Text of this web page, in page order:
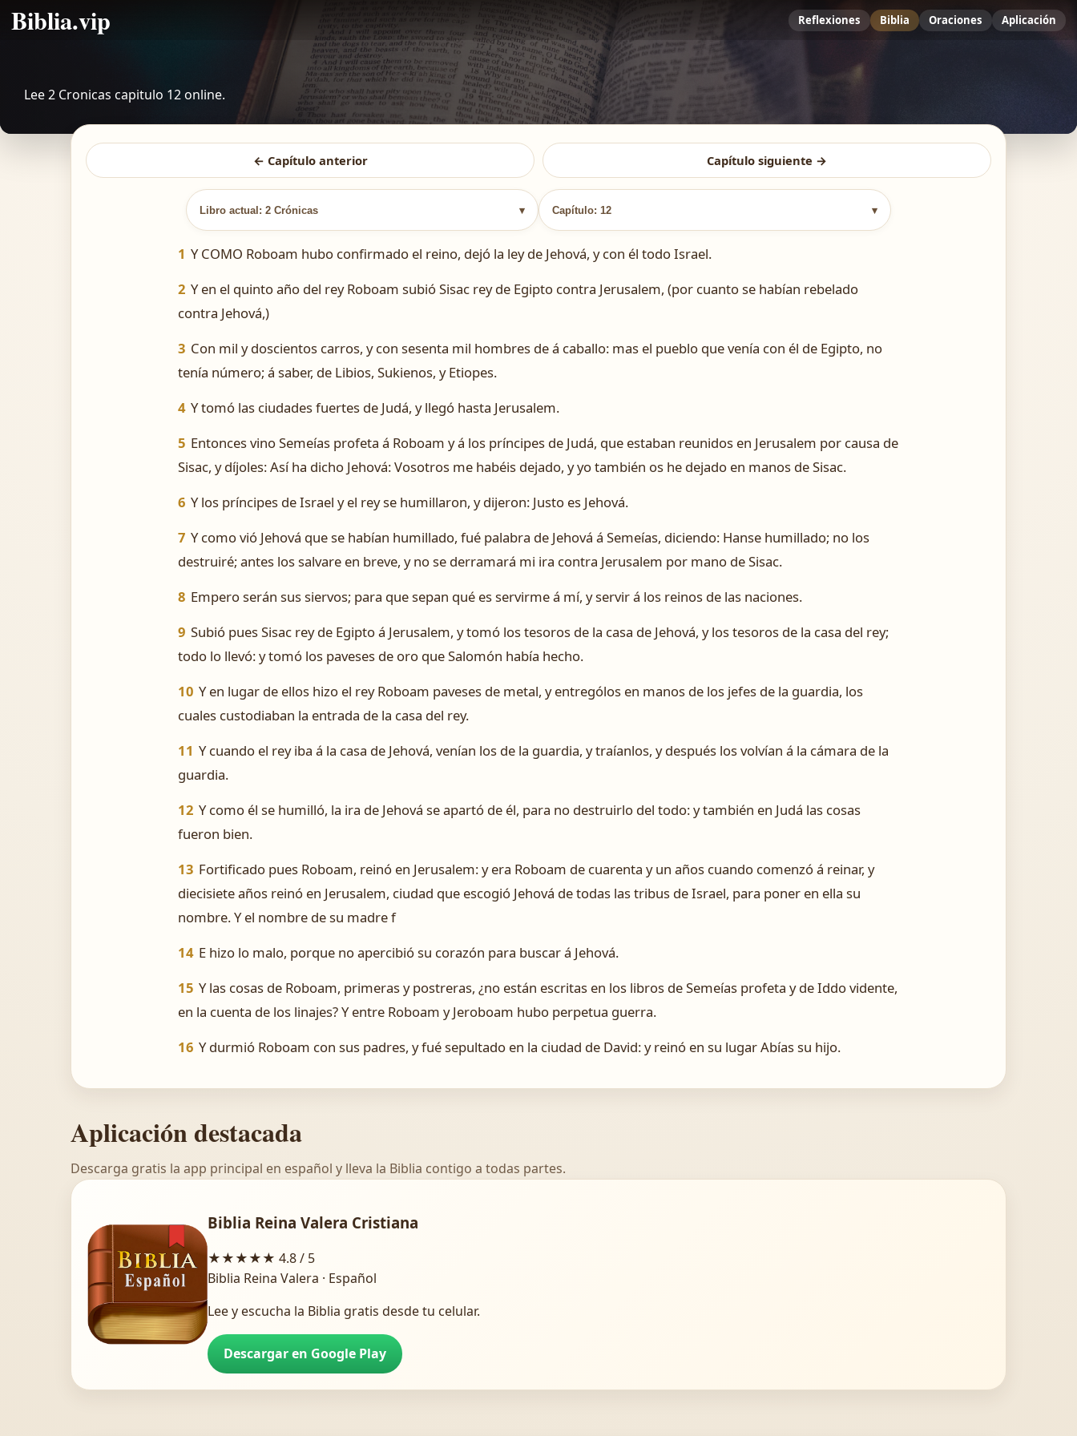
Biblia.vip Reflexiones Biblia Oraciones Aplicación
Lee 2 Cronicas capitulo 12 online.
← Capítulo anterior Capítulo siguiente →
Libro actual: 2 Crónicas ▾ Capítulo: 12 ▾
1 Y COMO Roboam hubo confirmado el reino, dejó la ley de Jehová, y con él todo Israel.
2 Y en el quinto año del rey Roboam subió Sisac rey de Egipto contra Jerusalem, (por cuanto se habían rebelado
contra Jehová,)
3 Con mil y doscientos carros, y con sesenta mil hombres de á caballo: mas el pueblo que venía con él de Egipto, no
tenía número; á saber, de Libios, Sukienos, y Etiopes.
4 Y tomó las ciudades fuertes de Judá, y llegó hasta Jerusalem.
5 Entonces vino Semeías profeta á Roboam y á los príncipes de Judá, que estaban reunidos en Jerusalem por causa de
Sisac, y díjoles: Así ha dicho Jehová: Vosotros me habéis dejado, y yo también os he dejado en manos de Sisac.
6 Y los príncipes de Israel y el rey se humillaron, y dijeron: Justo es Jehová.
7 Y como vió Jehová que se habían humillado, fué palabra de Jehová á Semeías, diciendo: Hanse humillado; no los
destruiré; antes los salvare en breve, y no se derramará mi ira contra Jerusalem por mano de Sisac.
8 Empero serán sus siervos; para que sepan qué es servirme á mí, y servir á los reinos de las naciones.
9 Subió pues Sisac rey de Egipto á Jerusalem, y tomó los tesoros de la casa de Jehová, y los tesoros de la casa del rey;
todo lo llevó: y tomó los paveses de oro que Salomón había hecho.
10 Y en lugar de ellos hizo el rey Roboam paveses de metal, y entrególos en manos de los jefes de la guardia, los
cuales custodiaban la entrada de la casa del rey.
11 Y cuando el rey iba á la casa de Jehová, venían los de la guardia, y traíanlos, y después los volvían á la cámara de la
guardia.
12 Y como él se humilló, la ira de Jehová se apartó de él, para no destruirlo del todo: y también en Judá las cosas
fueron bien.
13 Fortificado pues Roboam, reinó en Jerusalem: y era Roboam de cuarenta y un años cuando comenzó á reinar, y
diecisiete años reinó en Jerusalem, ciudad que escogió Jehová de todas las tribus de Israel, para poner en ella su
nombre. Y el nombre de su madre f
14 E hizo lo malo, porque no apercibió su corazón para buscar á Jehová.
15 Y las cosas de Roboam, primeras y postreras, ¿no están escritas en los libros de Semeías profeta y de Iddo vidente,
en la cuenta de los linajes? Y entre Roboam y Jeroboam hubo perpetua guerra.
16 Y durmió Roboam con sus padres, y fué sepultado en la ciudad de David: y reinó en su lugar Abías su hijo.
Aplicación destacada
Descarga gratis la app principal en español y lleva la Biblia contigo a todas partes.
Biblia Reina Valera Cristiana
★★★★★ 4.8 / 5
Biblia Reina Valera · Español
Lee y escucha la Biblia gratis desde tu celular.
Descargar en Google Play